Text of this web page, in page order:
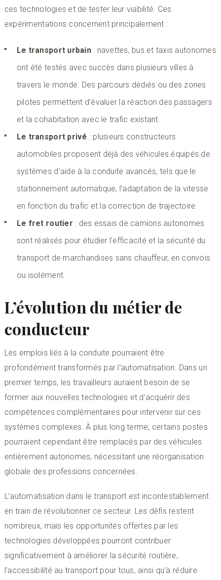
ces technologies et de tester leur viabilité. Ces
expérimentations concernent principalement :
Le transport urbain: navettes, bus et taxis autonomes
ont été testés avec succès dans plusieurs villes à
travers le monde. Des parcours dédiés ou des zones
pilotes permettent d’évaluer la réaction des passagers
et la cohabitation avec le trafic existant.
Le transport privé : plusieurs constructeurs
automobiles proposent déjà des véhicules équipés de
systèmes d’aide à la conduite avancés, tels que le
stationnement automatique, l’adaptation de la vitesse
en fonction du trafic et la correction de trajectoire.
Le fret routier : des essais de camions autonomes
sont réalisés pour étudier l’efficacité et la sécurité du
transport de marchandises sans chauffeur, en convois
ou isolément.
L’évolution du métier de
conducteur
Les emplois liés à la conduite pourraient être
profondément transformés par l’automatisation. Dans un
premier temps, les travailleurs auraient besoin de se
former aux nouvelles technologies et d’acquérir des
compétences complémentaires pour intervenir sur ces
systèmes complexes. À plus long terme, certains postes
pourraient cependant être remplacés par des véhicules
entièrement autonomes, nécessitant une réorganisation
globale des professions concernées.
L’automatisation dans le transport est incontestablement
en train de révolutionner ce secteur. Les défis restent
nombreux, mais les opportunités offertes par les
technologies développées pourront contribuer
significativement à améliorer la sécurité routière,
l’accessibilité au transport pour tous, ainsi qu’à réduire